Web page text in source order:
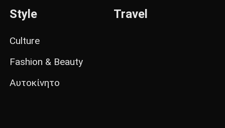
Style
Culture
Fashion & Beauty
Αυτοκίνητο
Travel